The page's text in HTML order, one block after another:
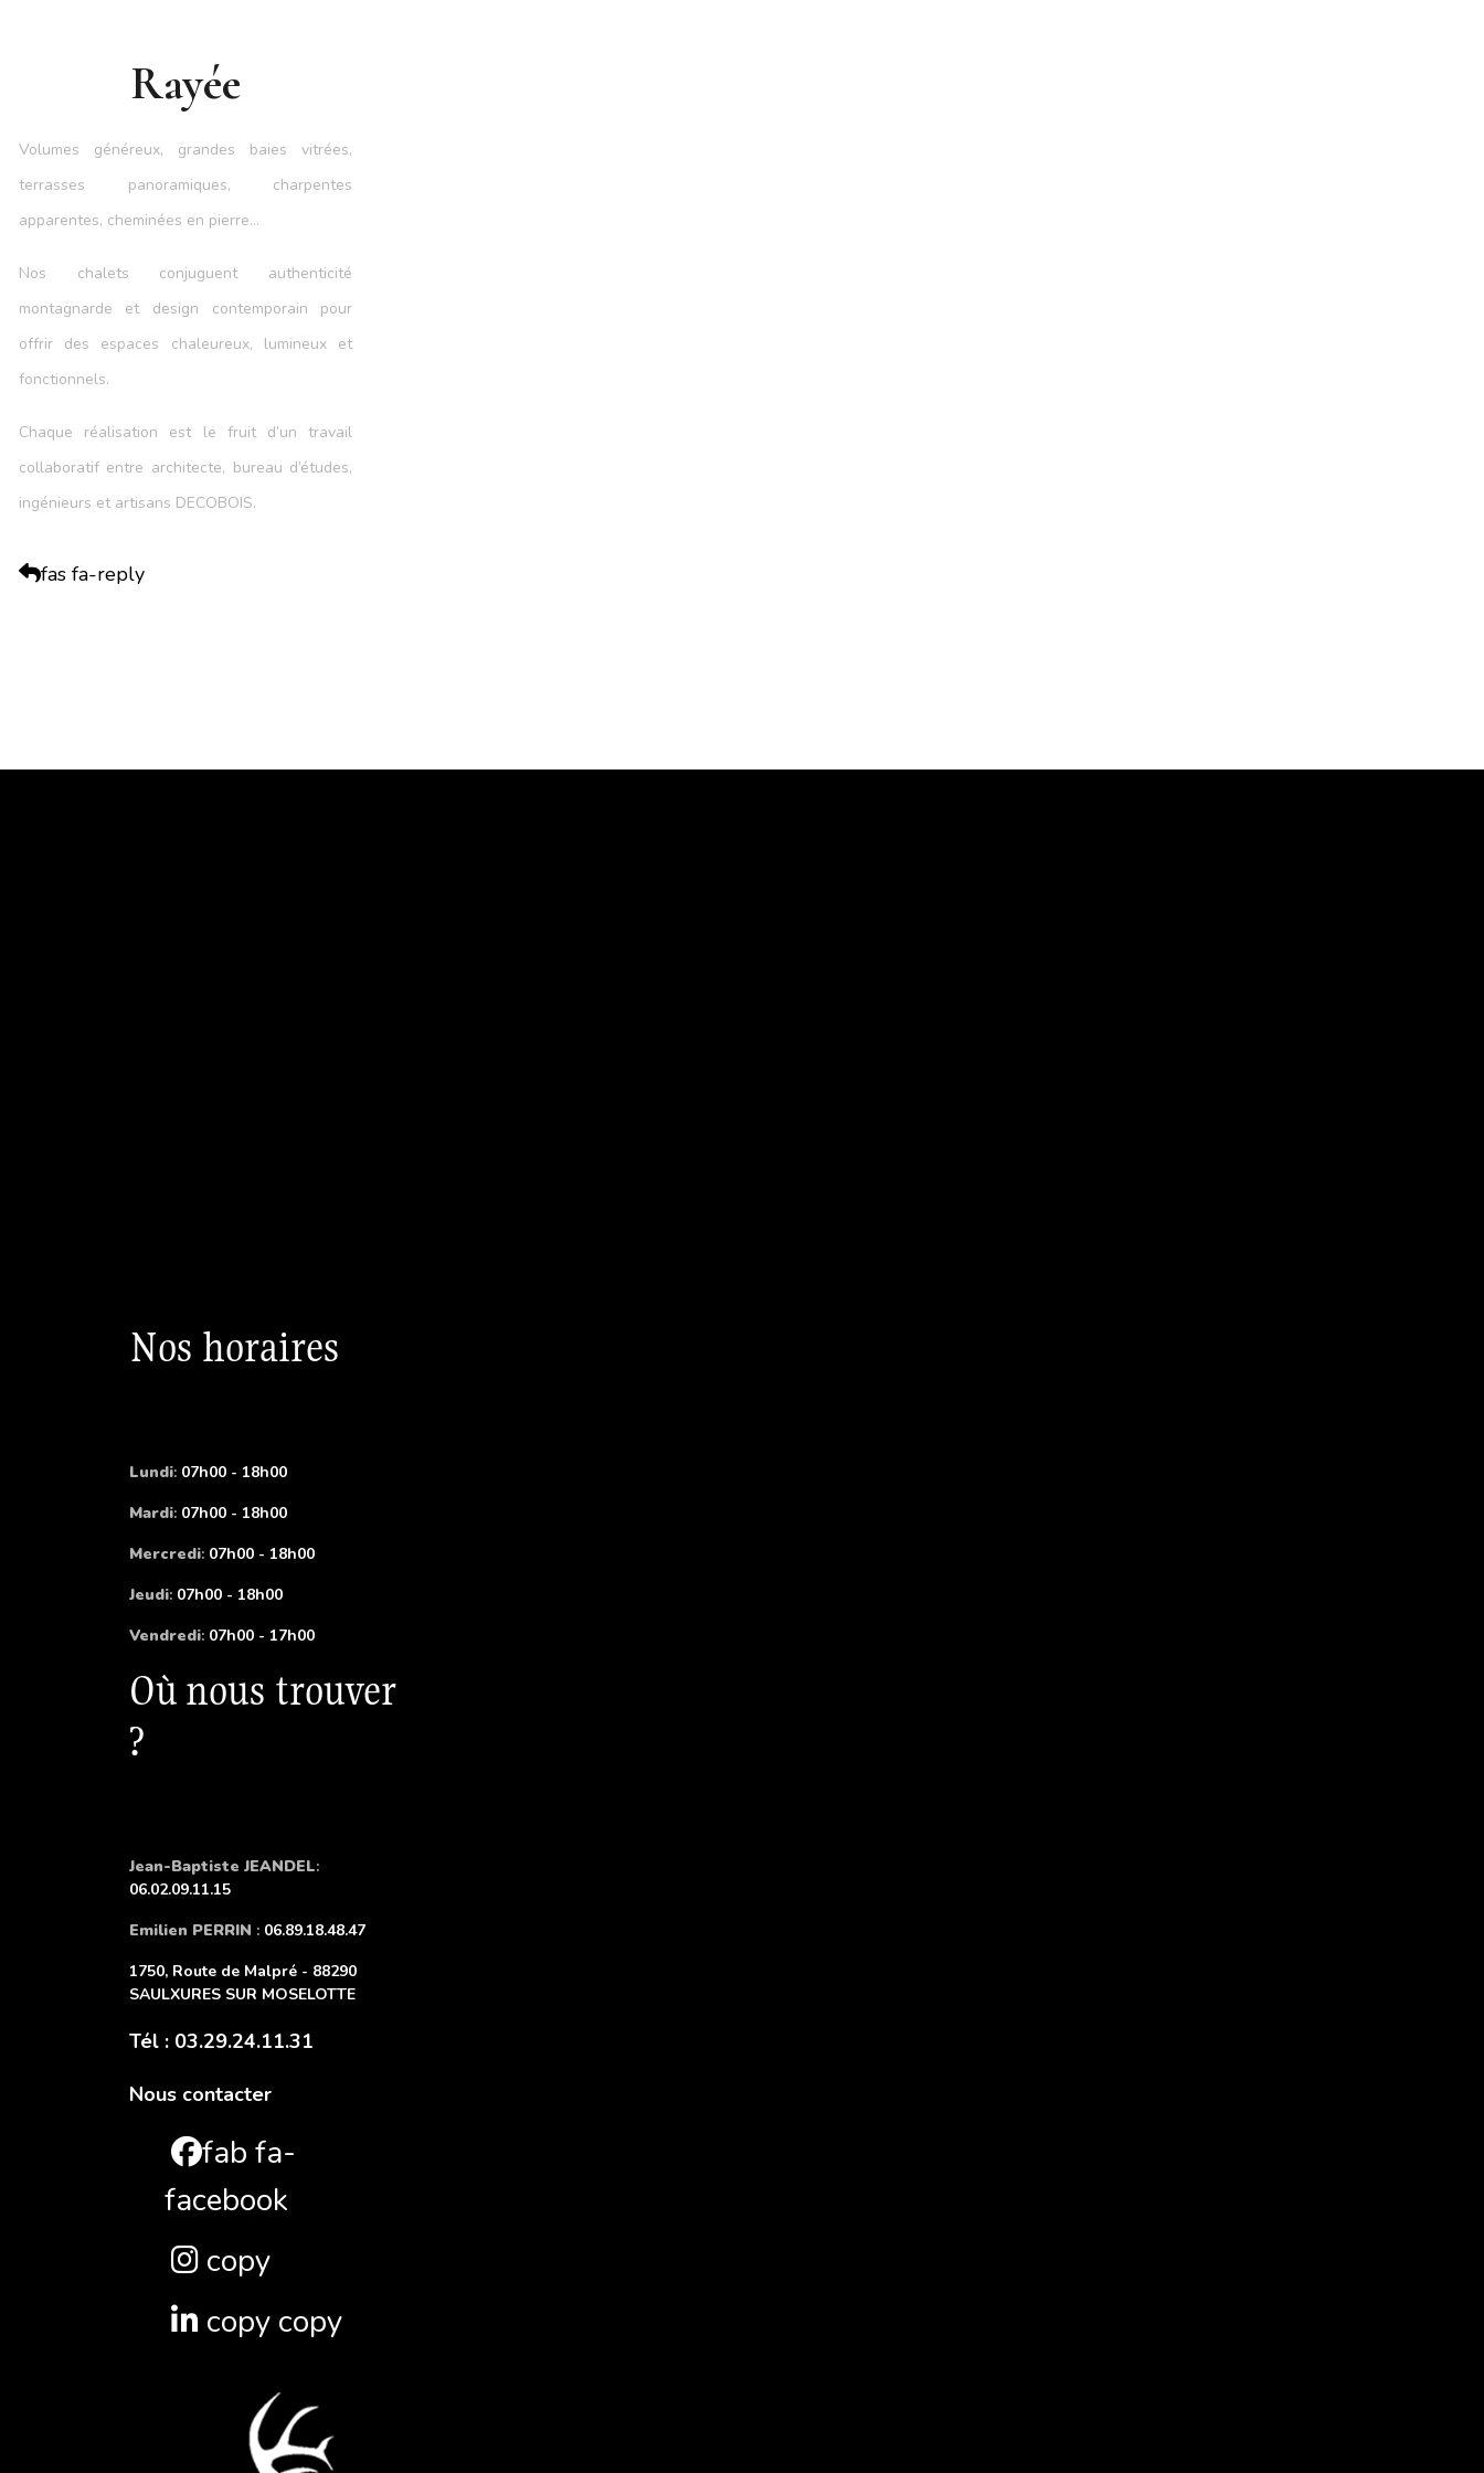
Rayée
Volumes généreux, grandes baies vitrées,
terrasses panoramiques, charpentes
apparentes, cheminées en pierre…
Nos chalets conjuguent authenticité
montagnarde et design contemporain pour
offrir des espaces chaleureux, lumineux et
fonctionnels.
Chaque réalisation est le fruit d’un travail
collaboratif entre architecte, bureau d’études,
ingénieurs et artisans DECOBOIS.
fas fa-reply
Nos horaires
Lundi: 07h00 - 18h00
Mardi: 07h00 - 18h00
Mercredi: 07h00 - 18h00
Jeudi: 07h00 - 18h00
Vendredi: 07h00 - 17h00
Où nous trouver
?
Jean-Baptiste JEANDEL:
06.02.09.11.15
Emilien PERRIN : 06.89.18.48.47
1750, Route de Malpré - 88290
SAULXURES SUR MOSELOTTE
Tél : 03.29.24.11.31
Nous contacter
fab fa-
facebook
copy
copy copy